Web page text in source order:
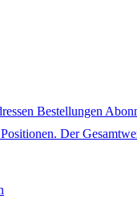
Bestellungen
Der